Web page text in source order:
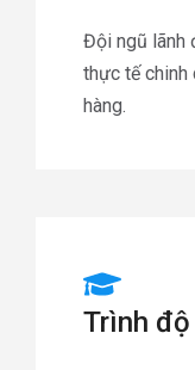
Đội ngũ lãnh
thực tế chinh
hàng.
Trình độ